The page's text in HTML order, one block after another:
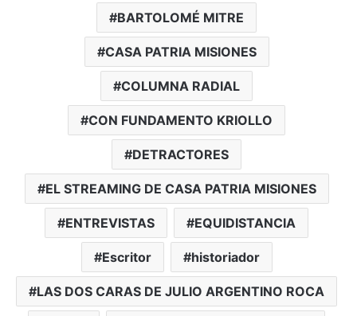
BARTOLOMÉ MITRE
CASA PATRIA MISIONES
COLUMNA RADIAL
CON FUNDAMENTO KRIOLLO
DETRACTORES
EL STREAMING DE CASA PATRIA MISIONES
ENTREVISTAS EQUIDISTANCIA
Escritor historiador
LAS DOS CARAS DE JULIO ARGENTINO ROCA